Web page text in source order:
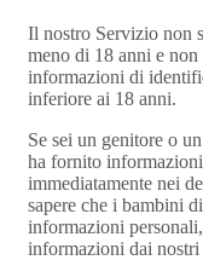
Il nostro Servizio non
meno di 18 anni e
informazioni di
inferiore ai 18 anni.
Se sei un genitore o
ha fornito
immediatamente nei
sapere che i bambini
informazioni
informazioni dai nostri